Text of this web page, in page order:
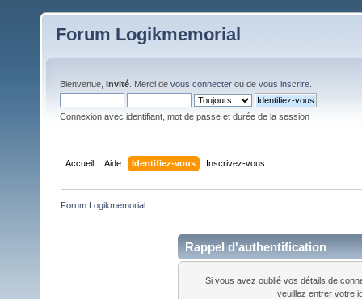
Forum Logikmemorial
Bienvenue, Invité . Merci de vous connecter ou de vous inscrire
Connexion avec identifiant, mot de passe et durée de la session
Accueil Aide Identifiez-vous Inscrivez-vous
Forum Logikmemorial
Rappel d'authentification
Si vous avez oublié vos détails de
veuillez entrer votre